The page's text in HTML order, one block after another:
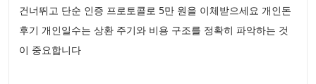
건너뛰고 단순 인증 프로토콜로 5만 원을 이체받으세요 개인돈
후기 개인일수는 상환 주기와 비용 구조를 정확히 파악하는 것
이 중요합니다